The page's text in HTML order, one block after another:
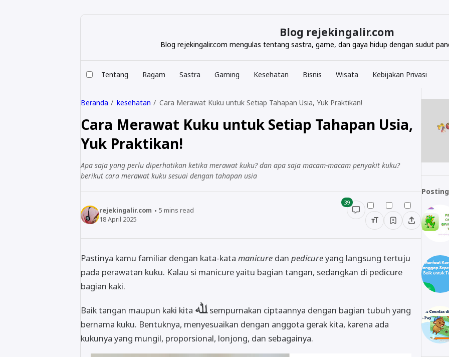
Blog rejekingalir.com
Blog rejekingalir.com mengulas tentang sastra, game, dan gaya hidup dengan sudut
Tentang Ragam Sastra Gaming Kesehatan Bisnis Wisata Kebijakan Privasi
Beranda kesehatan Cara Merawat Kuku untuk Setiap Tahapan Usia, Yuk Praktikan!
Cara Merawat Kuku untuk Setiap Tahapan Usia,
Yuk Praktikan!
Apa saja yang perlu diperhatikan ketika merawat kuku? dan apa saja macam-macam penyakit kuku?
berikut cara merawat kuku sesuai dengan tahapan usia
rejekingalir.com 5 mins read
18 April 2025
39
Pastinya kamu familiar dengan kata-kata manicure dan pedicureyang langsung tertuju
pada perawatan kuku. Kalau si manicure yaitu bagian tangan, sedangkan di pedicure
bagian kaki.
Baik tangan maupun kaki kita ﷲsempurnakan ciptaannya dengan bagian tubuh yang
bernama kuku. Bentuknya, menyesuaikan dengan anggota gerak kita, karena ada
kukunya yang mungil, proporsional, lonjong, dan sebagainya.